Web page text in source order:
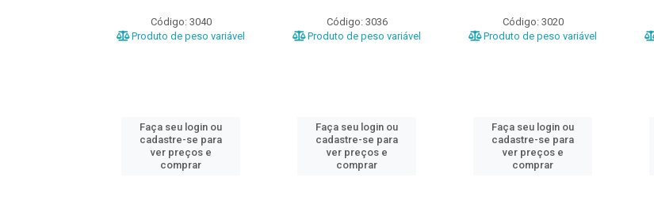
Código: 3040
Produto de peso variável
Faça seu login ou
cadastre-se para
ver preços e
comprar
Código: 3036
Produto de peso variável
Faça seu login ou
cadastre-se para
ver preços e
comprar
Código: 3020
Produto de peso variável
Faça seu login ou
cadastre-se para
ver preços e
comprar